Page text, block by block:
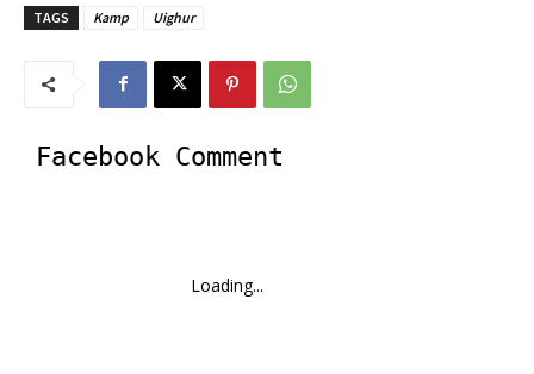
TAGS Kamp Uighur
Facebook Comment
Loading...